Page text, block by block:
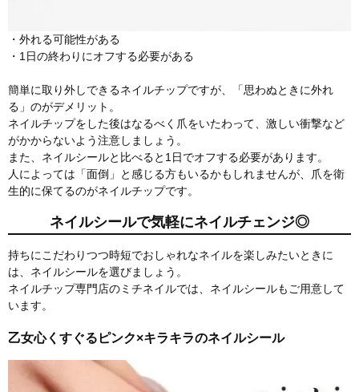
・外れる可能性がある
・1日の終わりにオフする必要がある
簡単に取り外しできるネイルチップですが、「思わぬときに外れ
る」のがデメリット。
ネイルチップをした後はなるべく爪をいたわって、激しい衝撃など
がかからないよう注意しましょう。
また、ネイルシールと比べると1日でオフする必要があります。
人によっては「面倒」と感じる方もいるかもしれませんが、爪を衛
生的に保てるのがネイルチップです。
ネイルシールで気軽にネイルチェンジ◎
持ちにこだわりつつ時短でおしゃれなネイルを楽しみたいときに
は、ネイルシールを選びましょう。
ネイルチップ専門店のミチネイルでは、ネイルシールもご用意して
います。
乙女心くすぐるピンク×キラキラのネイルシール